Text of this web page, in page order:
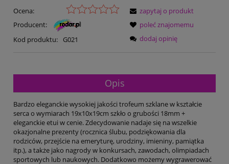
Ocena:
Producent:
Kod produktu:
G021
zapytaj o produkt
poleć znajomemu
dodaj opinię
Opis
Bardzo eleganckie wysokiej jakości trofeum szklane w kształcie
serca o wymiarach 19x10x19cm szkło o grubości 18mm +
eleganckie etui w cenie. Zdecydowanie nadaje się na wszelkie
okazjonalne prezenty (rocznica ślubu, podziękowania dla
rodziców, przejście na emeryturę, urodziny, imieniny, pamiątka
itp.), a także jako nagrody w konkursach, zawodach, olimpiadach
sportowych lub naukowych. Dodatkowo możemy wygrawerować